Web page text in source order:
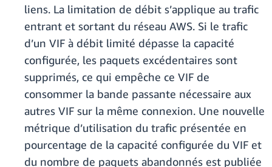
liens. La limitation de débit s’applique au trafic
entrant et sortant du réseau AWS. Si le trafic
d’un VIF à débit limité dépasse la capacité
configurée, les paquets excédentaires sont
supprimés, ce qui empêche ce VIF de
consommer la bande passante nécessaire aux
autres VIF sur la même connexion. Une nouvelle
métrique d’utilisation du trafic présentée en
pourcentage de la capacité configurée du VIF et
du nombre de paquets abandonnés est publiée